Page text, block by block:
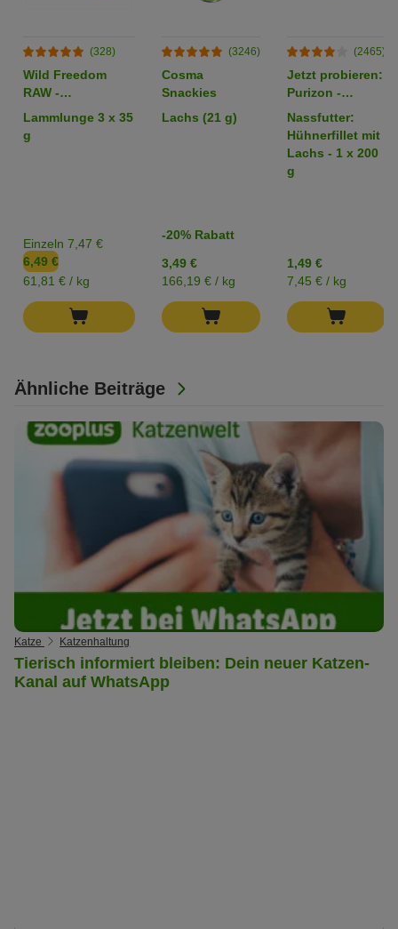
Ähnliche Beiträge
Katze Katzenhaltung
Tierisch informiert bleiben: Dein neuer Katzen-
Kanal auf WhatsApp
(328)
Wild Freedom
RAW -
gefriergetrocknete
Lammlunge 3 x 35
g
Einzeln 7,47 €
6,49 €
61,81 € / kg
(3246)
Cosma
Snackies
Lachs (21 g)
-20% Rabatt
3,49 €
166,19 € / kg
(2465)
Jetzt probieren:
Purizon -
getreidefrei
Nassfutter:
Hühnerfillet mit
Lachs - 1 x 200
g
1,49 €
7,45 € / kg